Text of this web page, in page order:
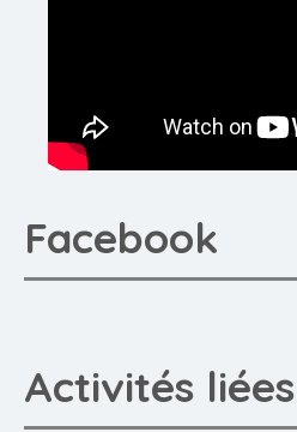
Facebook
Activités liées